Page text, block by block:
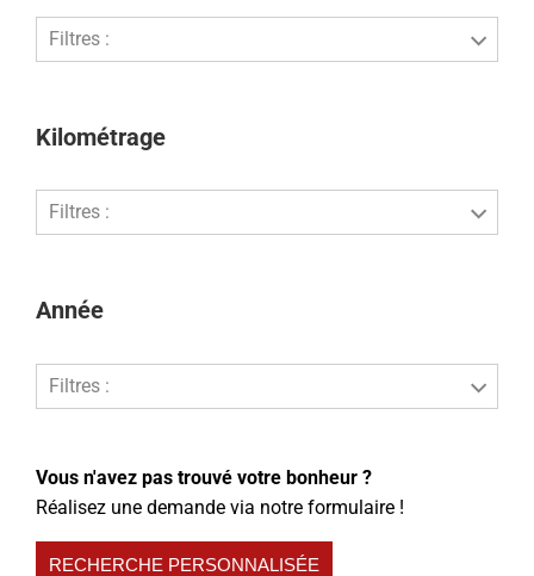
Filtres :
Kilométrage
Filtres :
Année
Filtres :
Vous n'avez pas trouvé votre bonheur ?
Réalisez une demande via notre formulaire !
RECHERCHE PERSONNALISÉE